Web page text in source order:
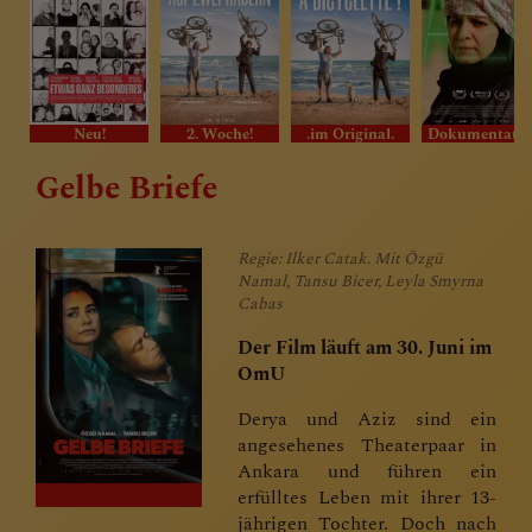
Neu! 2. Woche! .im Original.
Gelbe Briefe
Regie: Ilker Catak. Mit Özgü
Namal, Tansu Bicer, Leyla Smyrna
Cabas
Der Film läuft am 30. Juni im
OmU
Derya und Aziz sind ein
angesehenes Theaterpaar in
Ankara und führen ein
erfülltes Leben mit ihrer 13-
jährigen Tochter. Doch nach